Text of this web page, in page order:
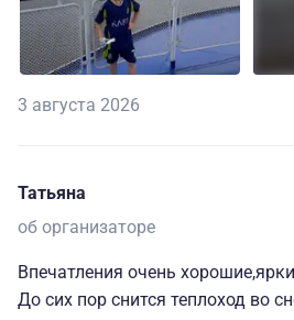
3 августа 2026
Татьяна
об организаторе
Впечатления очень
До сих пор снится теплоход во